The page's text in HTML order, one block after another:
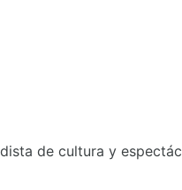
de cultura y